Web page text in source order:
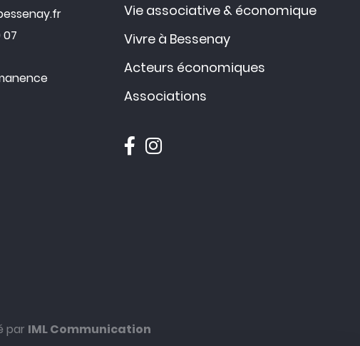
07
Vie associative & économique
Vivre à Bessenay
Acteurs économiques
Associations
par IML Communication